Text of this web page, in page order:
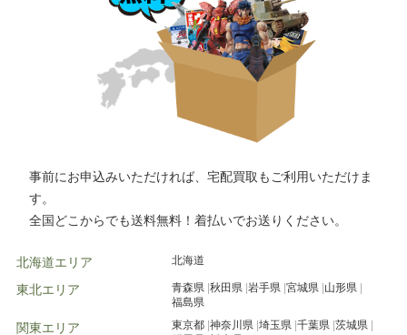
事前にお申込みいただければ、宅配買取もご利用いただけま
す。
全国どこからでも送料無料！着払いでお送りください。
北海道エリア 北海道
東北エリア 青森県 秋田県 岩手県 宮城県 山形県
福島県
関東エリア 東京都 神奈川県 埼玉県 千葉県 茨城県